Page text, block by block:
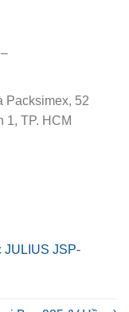
Packsimex, 52
TP. HCM
JULIUS JSP-